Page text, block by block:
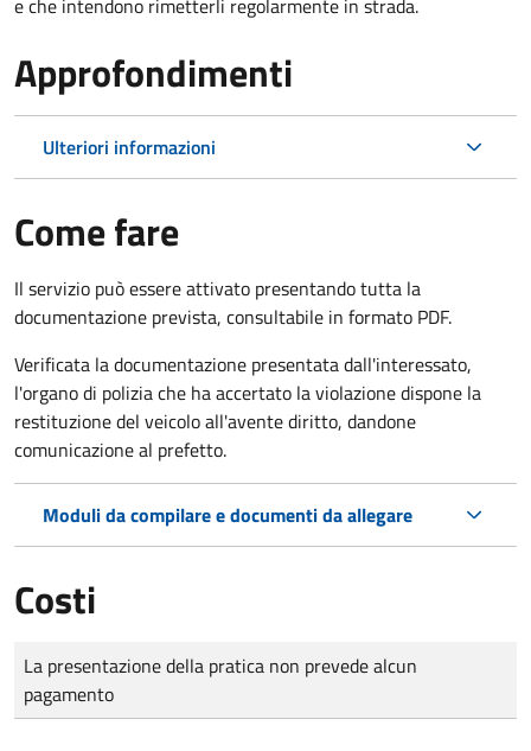
Approfondimenti
Ulteriori informazioni
Come fare
Il servizio può essere attivato presentando tutta la
documentazione prevista, consultabile in formato PDF.
Verificata la documentazione presentata dall'interessato,
l'organo di polizia che ha accertato la violazione dispone la
restituzione del veicolo all'avente diritto, dandone
comunicazione al prefetto.
Moduli da compilare e documenti da allegare
Costi
Tipo di pagamento
Importo
La presentazione della pratica non prevede alcun
pagamento